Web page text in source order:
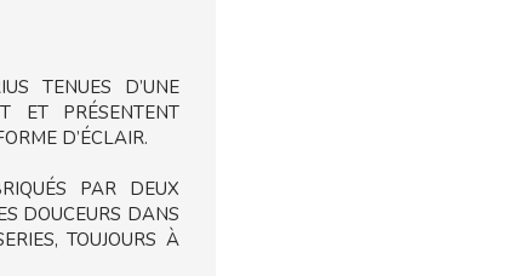
TENUES D’UNE
ET PRÉSENTENT
D’ÉCLAIR.
PAR DEUX
DOUCEURS DANS
TOUJOURS À